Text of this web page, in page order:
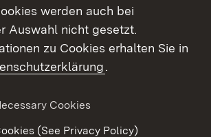
Contact Us
Data Protection
Accessibility
werden auch bei
Auswahl nicht gesetzt.
zu Cookies erhalten Sie in
.
Cookies
(See Privacy Policy)